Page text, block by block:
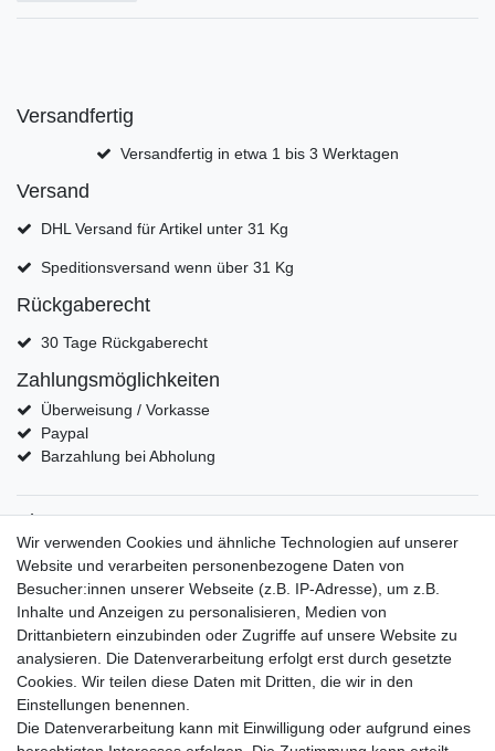
Versandfertig
Versandfertig in etwa 1 bis 3 Werktagen
Versand
DHL Versand für Artikel unter 31 Kg
Speditionsversand wenn über 31 Kg
Rückgaberecht
30 Tage Rückgaberecht
Zahlungsmöglichkeiten
Überweisung / Vorkasse
Paypal
Barzahlung bei Abholung
Shop
moderne Regale
Designer Kommoden
Designer Schreibtische
Musterstücke von Oberflächen
Mein Konto
eröffne dein eigenes Konto bei uns
erstelle deine eigene Wunschliste
Wir verwenden Cookies und ähnliche Technologien auf unserer
Website und verarbeiten personenbezogene Daten von
Besucher:innen unserer Webseite (z.B. IP-Adresse), um z.B.
Inhalte und Anzeigen zu personalisieren, Medien von
Drittanbietern einzubinden oder Zugriffe auf unsere Website zu
analysieren. Die Datenverarbeitung erfolgt erst durch gesetzte
Cookies. Wir teilen diese Daten mit Dritten, die wir in den
Einstellungen benennen.
Die Datenverarbeitung kann mit Einwilligung oder aufgrund eines